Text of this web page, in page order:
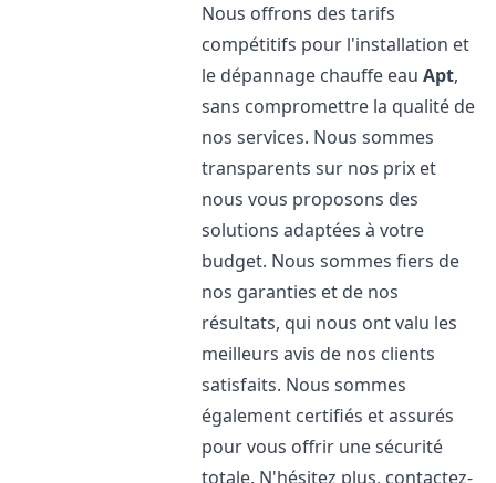
Nous offrons des tarifs
compétitifs pour l'installation et
le dépannage chauffe eauApt,
sans compromettre la qualité de
nos services. Nous sommes
transparents sur nos prix et
nous vous proposons des
solutions adaptées à votre
budget. Nous sommes fiers de
nos garanties et de nos
résultats, qui nous ont valu les
meilleurs avis de nos clients
satisfaits. Nous sommes
également certifiés et assurés
pour vous offrir une sécurité
totale. N'hésitez plus, contactez-